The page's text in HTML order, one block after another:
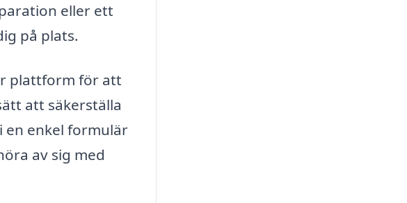
eller ett
på plats.
plattform för att
att säkerställa
en enkel formulär
av sig med